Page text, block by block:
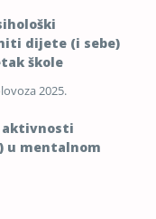
dijete (i sebe)
škole
2025.
aktivnosti
u mentalnom